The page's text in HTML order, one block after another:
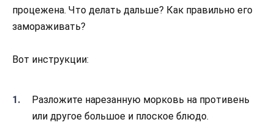
процежена. Что делать дальше? Как правильно его
замораживать?
Вот инструкции:
Разложите нарезанную морковь на противень
или другое большое и плоское блюдо.